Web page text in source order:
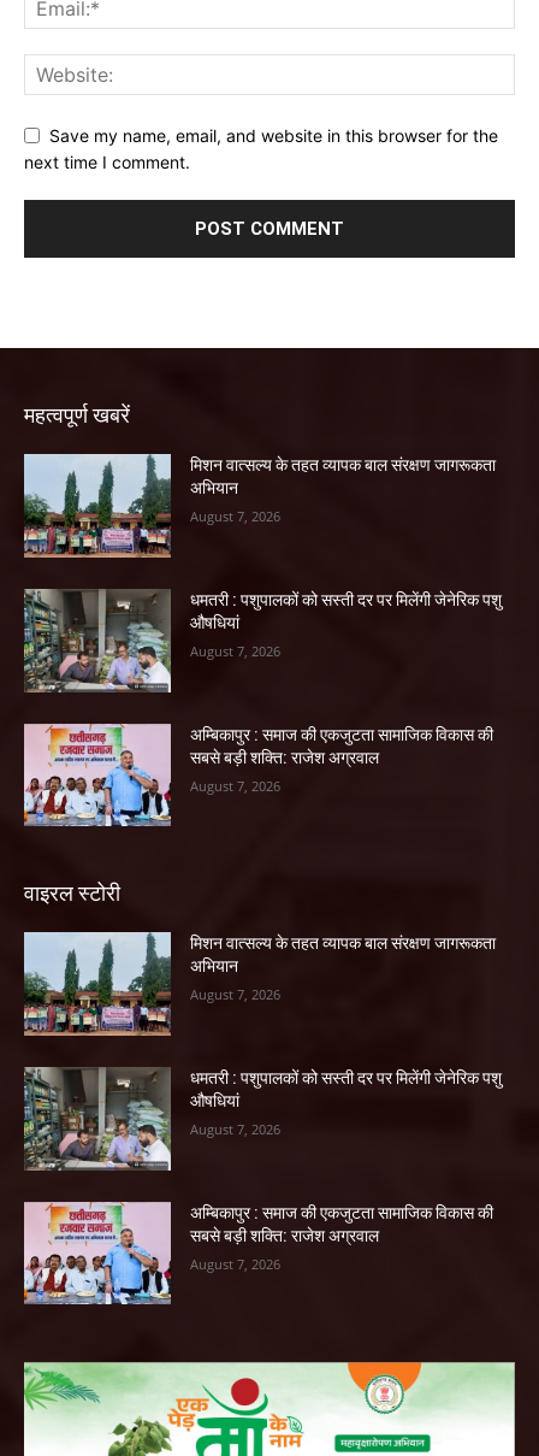
Save my name, email, and website in this browser for the
next time I comment.
महत्वपूर्ण खबरें
मिशन वात्सल्य के तहत व्यापक बाल संरक्षण जागरूकता
अभियान
August 7, 2026
धमतरी : पशुपालकों को सस्ती दर पर मिलेंगी जेनेरिक पशु
औषधियां
August 7, 2026
अम्बिकापुर : समाज की एकजुटता सामाजिक विकास की
सबसे बड़ी शक्ति: राजेश अग्रवाल
August 7, 2026
वाइरल स्टोरी
मिशन वात्सल्य के तहत व्यापक बाल संरक्षण जागरूकता
अभियान
August 7, 2026
धमतरी : पशुपालकों को सस्ती दर पर मिलेंगी जेनेरिक पशु
औषधियां
August 7, 2026
अम्बिकापुर : समाज की एकजुटता सामाजिक विकास की
सबसे बड़ी शक्ति: राजेश अग्रवाल
August 7, 2026